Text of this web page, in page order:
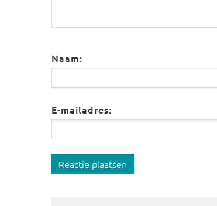
Naam:
E-mailadres:
Reactie plaatsen